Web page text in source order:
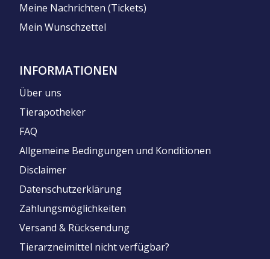
Meine Nachrichten (Tickets)
Mein Wunschzettel
INFORMATIONEN
Über uns
Tierapotheker
FAQ
Allgemeine Bedingungen und Konditionen
Disclaimer
Datenschutzerklärung
Zahlungsmöglichkeiten
Versand & Rücksendung
Tierarzneimittel nicht verfügbar?